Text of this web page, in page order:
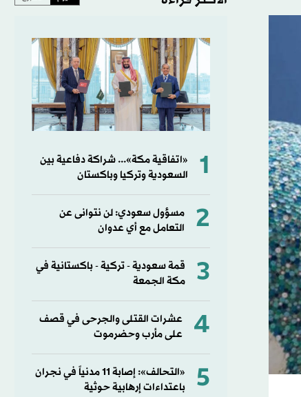
1
«اتفاقية مكة»... شراكة دفاعية بين
السعودية وتركيا وباكستان
2
مسؤول سعودي: لن نتوانى عن
التعامل مع أي عدوان
3
قمة سعودية - تركية - باكستانية في
مكة الجمعة
4
عشرات القتلى والجرحى في قصف
على مأرب وحضرموت
5
«التحالف»: إصابة 11 مدنياً في نجران
باعتداءات إرهابية حوثية